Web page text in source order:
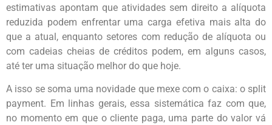
estimativas apontam que atividades sem direito a alíquota
reduzida podem enfrentar uma carga efetiva mais alta do
que a atual, enquanto setores com redução de alíquota ou
com cadeias cheias de créditos podem, em alguns casos,
até ter uma situação melhor do que hoje.
A isso se soma uma novidade que mexe com o caixa: o split
payment. Em linhas gerais, essa sistemática faz com que,
no momento em que o cliente paga, uma parte do valor vá